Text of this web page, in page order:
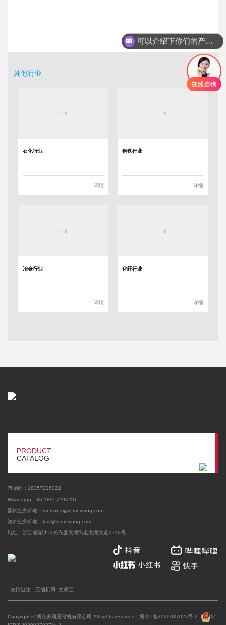
其他行业
石化行业
详情
钢铁行业
详情
冶金行业
详情
化纤行业
详情
PRODUCT
CATALOG
市场部：18057226022
Whatsapp：86 18957297201
国内业务邮箱：meisong@zj-meisong.com
海外业务邮箱： luis@zj-meisong.com
地址：浙江省湖州市长兴县太湖街道太湖大道1212号
友情链接: 压缩机网 文库宝
Copyright © 浙江美颂压缩机有限公司 All rights reserved 浙ICP备2020037027号-2
浙
可以介绍下你们的产品么